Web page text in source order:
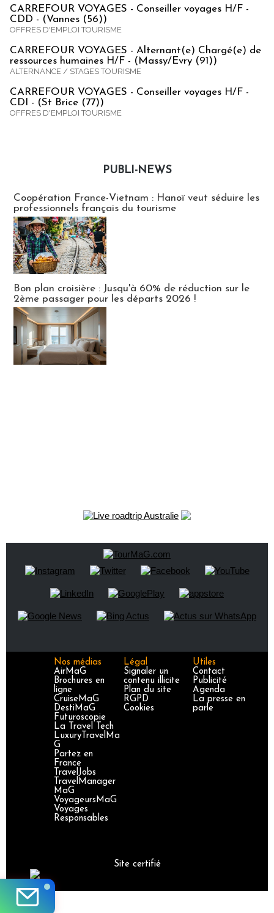
CARREFOUR VOYAGES - Conseiller voyages H/F -
CDD - (Vannes (56))
OFFRES D'EMPLOI TOURISME
CARREFOUR VOYAGES - Alternant(e) Chargé(e) de
ressources humaines H/F - (Massy/Evry (91))
ALTERNANCE / STAGES TOURISME
CARREFOUR VOYAGES - Conseiller voyages H/F -
CDI - (St Brice (77))
OFFRES D'EMPLOI TOURISME
PUBLI-NEWS
Coopération France-Vietnam : Hanoï veut séduire les
professionnels français du tourisme
Bon plan croisière : Jusqu'à 60% de réduction sur le
2ème passager pour les départs 2026 !
Nos médias
AirMaG
Brochures en
ligne
CruiseMaG
DestiMaG
Futuroscopie
La Travel Tech
LuxuryTravelMa
G
Partez en
France
TravelJobs
TravelManager
MaG
VoyageursMaG
Voyages
Responsables
Légal
Signaler un
contenu illicite
Plan du site
RGPD
Cookies
Utiles
Contact
Publicité
Agenda
La presse en
parle
Site certifié